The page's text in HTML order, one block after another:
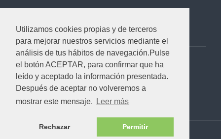
Utilizamos cookies propias y de terceros
para mejorar nuestros servicios mediante el
análisis de tus hábitos de navegación.Pulse
el botón ACEPTAR, para confirmar que ha
leído y aceptado la información presentada.
Después de aceptar no volveremos a
mostrar este mensaje.
Leer más
Rechazar Permitir
Contacto
info@avemformacion.com
Política de privacidad
Política de cookies
Copyright 2021 AVEM Formación · CTP·Forma de Nube